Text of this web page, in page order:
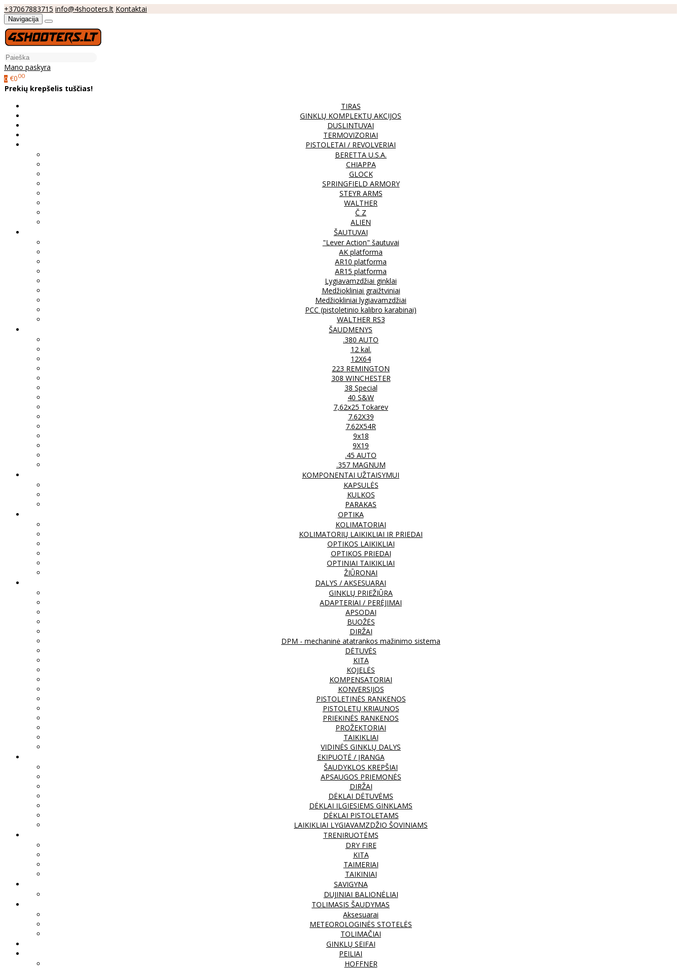
+37067883715 info@4shooters.lt Kontaktai
Navigacija
Mano paskyra
0 €000
Prekių krepšelis tuščias!
TIRAS
GINKLŲ KOMPLEKTŲ AKCIJOS
DUSLINTUVAI
TERMOVIZORIAI
PISTOLETAI / REVOLVERIAI
BERETTA U.S.A.
CHIAPPA
GLOCK
SPRINGFIELD ARMORY
STEYR ARMS
WALTHER
Č Z
ALIEN
ŠAUTUVAI
"Lever Action" šautuvai
AK platforma
AR10 platforma
AR15 platforma
Lygiavamzdžiai ginklai
Medžiokliniai graižtviniai
Medžiokliniai lygiavamzdžiai
PCC (pistoletinio kalibro karabinai)
WALTHER RS3
ŠAUDMENYS
.380 AUTO
12 kal.
12X64
223 REMINGTON
308 WINCHESTER
38 Special
40 S&W
7,62x25 Tokarev
7.62X39
7.62X54R
9x18
9X19
.45 AUTO
.357 MAGNUM
KOMPONENTAI UŽTAISYMUI
KAPSULĖS
KULKOS
PARAKAS
OPTIKA
KOLIMATORIAI
KOLIMATORIŲ LAIKIKLIAI IR PRIEDAI
OPTIKOS LAIKIKLIAI
OPTIKOS PRIEDAI
OPTINIAI TAIKIKLIAI
ŽIŪRONAI
DALYS / AKSESUARAI
GINKLŲ PRIEŽIŪRA
ADAPTERIAI / PERĖJIMAI
APSODAI
BUOŽĖS
DIRŽAI
DPM - mechaninė atatrankos mažinimo sistema
DĖTUVĖS
KITA
KOJELĖS
KOMPENSATORIAI
KONVERSIJOS
PISTOLETINĖS RANKENOS
PISTOLETŲ KRIAUNOS
PRIEKINĖS RANKENOS
PROŽEKTORIAI
TAIKIKLIAI
VIDINĖS GINKLŲ DALYS
EKIPUOTĖ / ĮRANGA
ŠAUDYKLOS KREPŠIAI
APSAUGOS PRIEMONĖS
DIRŽAI
DĖKLAI DĖTUVĖMS
DĖKLAI ILGIESIEMS GINKLAMS
DĖKLAI PISTOLETAMS
LAIKIKLIAI LYGIAVAMZDŽIO ŠOVINIAMS
TRENIRUOTĖMS
DRY FIRE
KITA
TAIMERIAI
TAIKINIAI
SAVIGYNA
DUJINIAI BALIONĖLIAI
TOLIMASIS ŠAUDYMAS
Aksesuarai
METEOROLOGINĖS STOTELĖS
TOLIMAČIAI
GINKLŲ SEIFAI
PEILIAI
HOFFNER